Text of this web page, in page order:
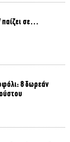
παίζει σε…
8 δωρεάν